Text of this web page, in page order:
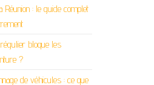
Réunion : le guide complet
bloque les
?
de véhicules : ce que